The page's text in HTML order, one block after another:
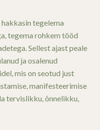
tegelema
tegema rohkem tööd
Sellest ajast peale
ja osalenud
mis on seotud just
manifesteerimise
tervislikku, õnnelikku,